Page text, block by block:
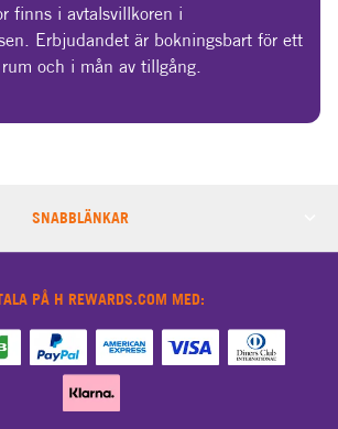
finns i avtalsvillkoren i
Erbjudandet är bokningsbart för ett
och i mån av tillgång.
SNABBLÄNKAR
PÅ H REWARDS.COM MED: